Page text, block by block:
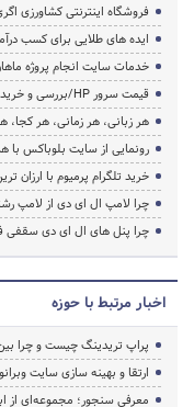
فروشگاه اینترنتی کشاورزی
ایده های طلایی برای کسب
خدمات سایت انجام پروژه
قیمت سرور HP/بررسی و خرید سرور اچ پی
هر زبانی، هر زمانی، هر کجا،
رونمایی از سایت بلوباکس
خرید تلگرام پرمیوم با ارزان
چرا لامپ ال ای دی از لامپ
چرا پنل های ال ای دی سقفی
اخبار مرتبط با حوزه
پراپ تریدینگ چیست و چرا
ارتقا و بهینه سازی سایت وبرانو
معرفی سنجور؛ مجموعه‌ای از